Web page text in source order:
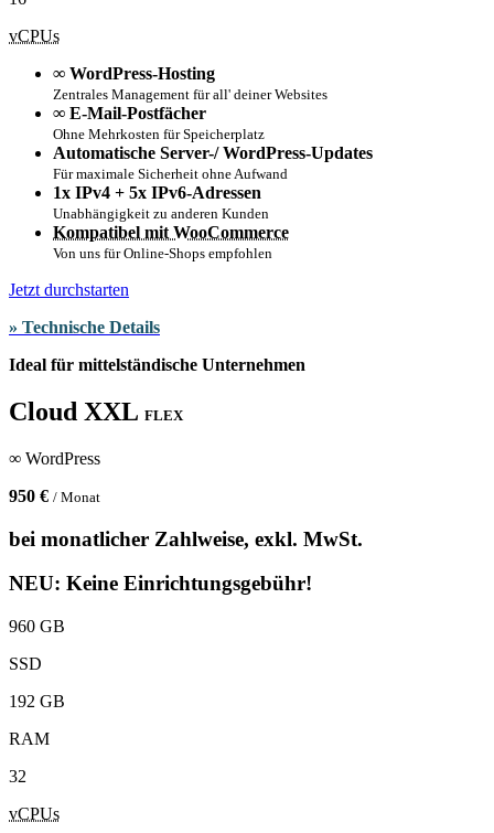
vCPUs
∞ WordPress-Hosting
Zentrales Management für all' deiner Websites
∞ E-Mail-Postfächer
Ohne Mehrkosten für Speicherplatz
Automatische Server-/ WordPress-Updates
Für maximale Sicherheit ohne Aufwand
1x IPv4 + 5x IPv6-Adressen
Unabhängigkeit zu anderen Kunden
Kompatibel mit WooCommerce
Von uns für Online-Shops empfohlen
Jetzt durchstarten
» Technische Details
Ideal für mittelständische Unternehmen
Cloud XXL FLEX
∞ WordPress
950 € / Monat
bei monatlicher Zahlweise, exkl. MwSt.
NEU: Keine Einrichtungsgebühr!
960 GB
SSD
192 GB
RAM
32
vCPUs